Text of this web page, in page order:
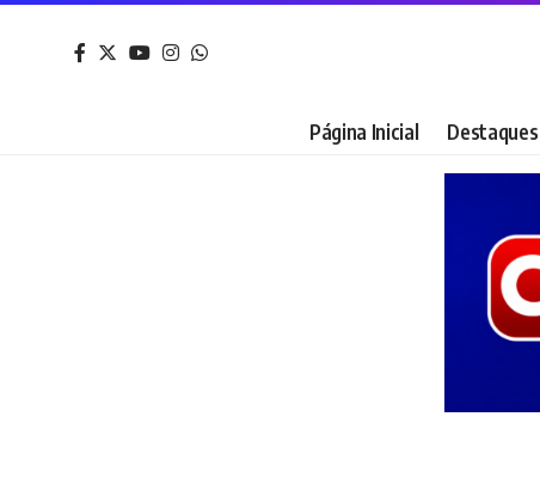
Página Inicial Destaques